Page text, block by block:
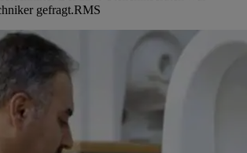
gefragt.RMS